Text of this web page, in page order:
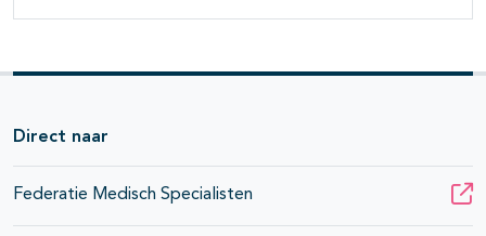
Direct naar
Federatie Medisch Specialisten